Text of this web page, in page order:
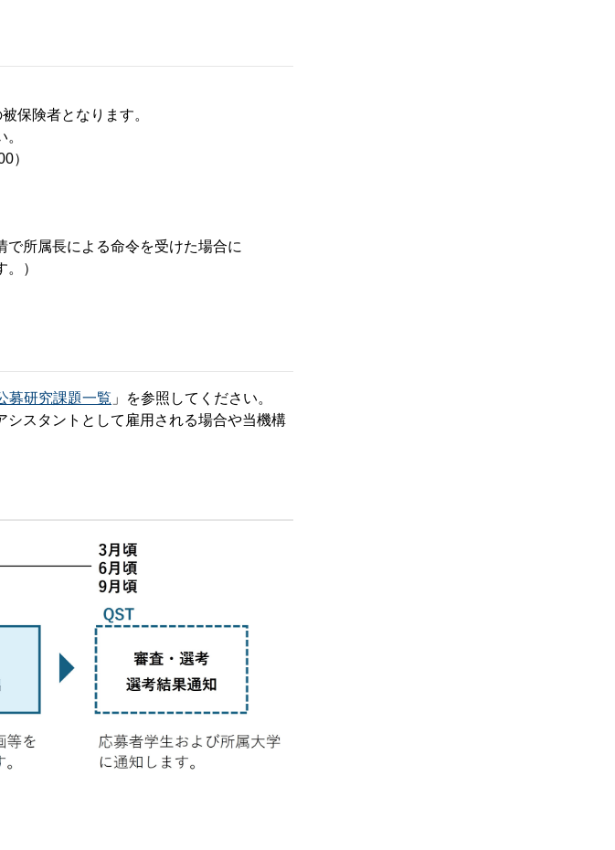
保険者となります。
）
所属長による命令を受けた場合に
）
募研究課題一覧 」を参照してください。
スタントとして雇用される場合や当機構